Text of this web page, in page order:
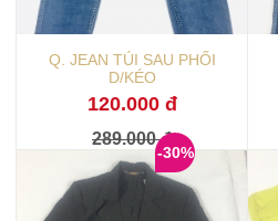
Q. JEAN TÚI SAU PHỐI
D/KÉO
120.000 đ
289.000 đ
-30%